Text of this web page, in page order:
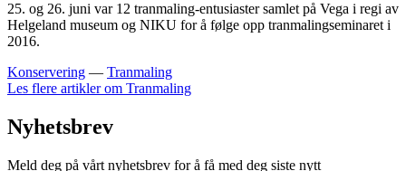
25. og 26. juni var 12 tranmaling-entusiaster samlet på Vega i regi av
Helgeland museum og NIKU for å følge opp tranmalingseminaret i
2016.
Konservering — Tranmaling
Les flere artikler om Tranmaling
Nyhetsbrev
Meld deg på vårt nyhetsbrev for å få med deg siste nytt